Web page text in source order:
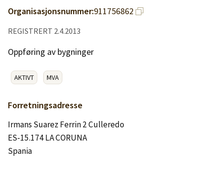
Priser
Logg inn
Lag konto
Organisasjonsnummer:911756862
REGISTRERT 2.4.2013
Oppføring av bygninger
AKTIVT MVA
Forretningsadresse
Irmans Suarez Ferrin 2 Culleredo
ES-15.174 LA CORUNA
Spania